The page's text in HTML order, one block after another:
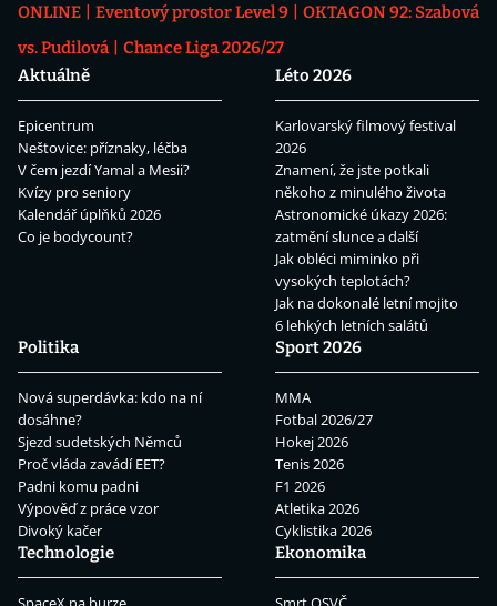
ONLINE
Eventový prostor Level 9
OKTAGON 92: Szabová
vs. Pudilová
Chance Liga 2026/27
Aktuálně
Epicentrum
Neštovice: příznaky, léčba
V čem jezdí Yamal a Mesii?
Kvízy pro seniory
Kalendář úplňků 2026
Co je bodycount?
Léto 2026
Karlovarský filmový festival
2026
Znamení, že jste potkali
někoho z minulého života
Astronomické úkazy 2026:
zatmění slunce a další
Jak obléci miminko při
vysokých teplotách?
Jak na dokonalé letní mojito
6 lehkých letních salátů
Politika
Nová superdávka: kdo na ní
dosáhne?
Sjezd sudetských Němců
Proč vláda zavádí EET?
Padni komu padni
Výpověď z práce vzor
Divoký kačer
Sport 2026
MMA
Fotbal 2026/27
Hokej 2026
Tenis 2026
F1 2026
Atletika 2026
Cyklistika 2026
Technologie
Ekonomika